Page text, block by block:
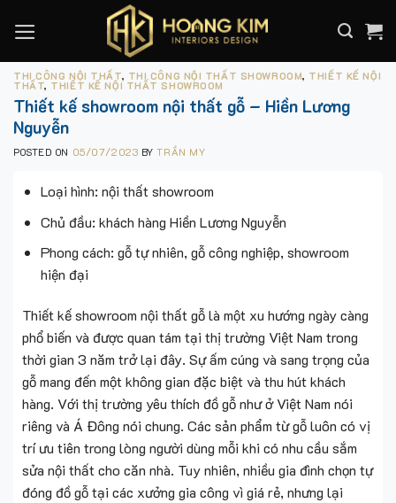
THI CÔNG NỘI THẤT, THI CÔNG NỘI THẤT SHOWROOM, THIẾT KẾ NỘI
THẤT, THIẾT KẾ NỘI THẤT SHOWROOM
Thiết kế showroom nội thất gỗ – Hiền Lương
Nguyễn
POSTED ON 05/07/2023 BYTRẦN MY
Loại hình: nội thất showroom
Chủ đầu: khách hàng Hiền Lương Nguyễn
Phong cách: gỗ tự nhiên, gỗ công nghiệp, showroom
hiện đại
Thiết kế showroom nội thất gỗ là một xu hướng ngày càng
phổ biến và được quan tám tại thị trường Việt Nam trong
thời gian 3 năm trở lại đây. Sự ấm cúng và sang trọng của
gỗ mang đến một không gian đặc biệt và thu hút khách
hàng. Với thị trường yêu thích đồ gỗ như ở Việt Nam nói
riêng và Á Đông nói chung. Các sản phẩm từ gỗ luôn có vị
trí ưu tiên trong lòng người dùng mỗi khi có nhu cầu sắm
sửa nội thất cho căn nhà. Tuy nhiên, nhiều gia đình chọn tự
đóng đồ gỗ tại các xưởng gia công vì giá rẻ, nhưng lại